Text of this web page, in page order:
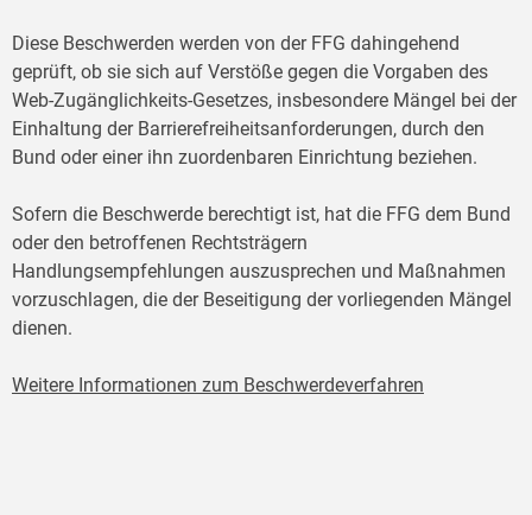
Diese Beschwerden werden von der FFG dahingehend
geprüft, ob sie sich auf Verstöße gegen die Vorgaben des
Web-Zugänglichkeits-Gesetzes, insbesondere Mängel bei der
Einhaltung der Barrierefreiheitsanforderungen, durch den
Bund oder einer ihn zuordenbaren Einrichtung beziehen.
Sofern die Beschwerde berechtigt ist, hat die FFG dem Bund
oder den betroffenen Rechtsträgern
Handlungsempfehlungen auszusprechen und Maßnahmen
vorzuschlagen, die der Beseitigung der vorliegenden Mängel
dienen.
Weitere Informationen zum Beschwerdeverfahren